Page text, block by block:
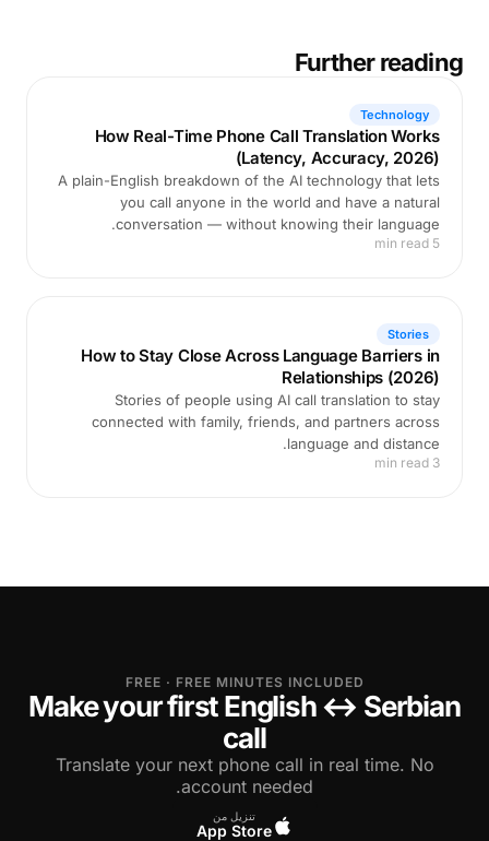
Further reading
Technology
How Real-Time Phone Call Translation Works
(Latency, Accuracy, 2026)
A plain-English breakdown of the AI technology that lets
you call anyone in the world and have a natural
conversation — without knowing their language.
5 min read
Stories
How to Stay Close Across Language Barriers in
Relationships (2026)
Stories of people using AI call translation to stay
connected with family, friends, and partners across
language and distance.
3 min read
FREE · FREE MINUTES INCLUDED
Make your first English ↔ Serbian
call
Translate your next phone call in real time. No
account needed.
تنزيل من
App Store